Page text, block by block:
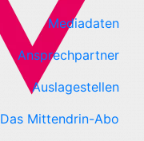
Mediadaten
Ansprechpartner
Auslagestellen
Das Mittendrin-Abo